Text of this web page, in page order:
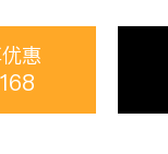
惠